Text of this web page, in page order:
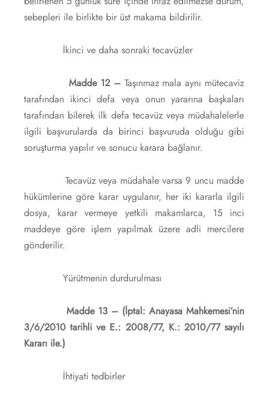
sebepleri ile birlikte bir üst makama bildirilir.
İkinci ve daha sonraki tecavüzler
Madde 12 – Taşınmaz mala aynı mütecaviz
tarafından ikinci defa veya onun yararına başkaları
tarafından bilerek ilk defa tecavüz veya müdahalelerle
ilgili başvurularda da birinci başvuruda olduğu gibi
soruşturma yapılır ve sonucu karara bağlanır.
Tecavüz veya müdahale varsa 9 uncu madde
hükümlerine göre karar uygulanır, her iki kararla ilgili
dosya, karar vermeye yetkili makamlarca, 15 inci
maddeye göre işlem yapılmak üzere adli mercilere
gönderilir.
Yürütmenin durdurulması
Madde 13 – (İptal: Anayasa Mahkemesi’nin
3/6/2010 tarihli ve E.: 2008/77, K.: 2010/77 sayılı
Kararı ile.)
İhtiyati tedbirler